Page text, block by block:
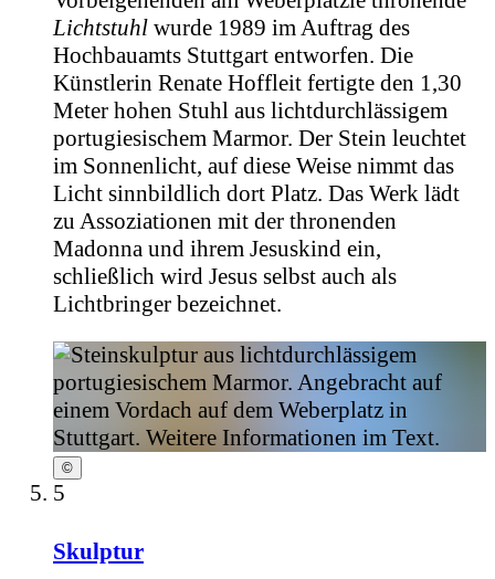
Lichtstuhl wurde 1989 im Auftrag des
Hochbauamts Stuttgart entworfen. Die
Künstlerin Renate Hoffleit fertigte den 1,30
Meter hohen Stuhl aus lichtdurchlässigem
portugiesischem Marmor. Der Stein leuchtet
im Sonnenlicht, auf diese Weise nimmt das
Licht sinnbildlich dort Platz. Das Werk lädt
zu Assoziationen mit der thronenden
Madonna und ihrem Jesuskind ein,
schließlich wird Jesus selbst auch als
Lichtbringer bezeichnet.
©
5
Skulptur